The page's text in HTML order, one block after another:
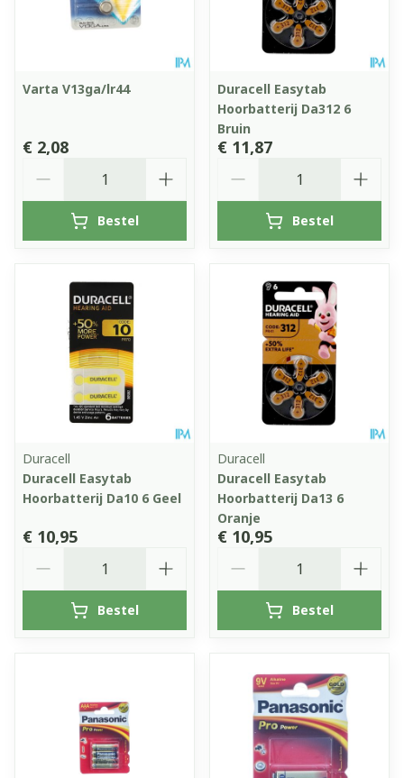
Varta V13ga/lr44
€ 2,08
Bestel
Duracell Easytab
Hoorbatterij Da312 6
Bruin
€ 11,87
Bestel
Duracell
Duracell Easytab
Hoorbatterij Da10 6 Geel
€ 10,95
Bestel
Duracell
Duracell Easytab
Hoorbatterij Da13 6
Oranje
€ 10,95
Bestel